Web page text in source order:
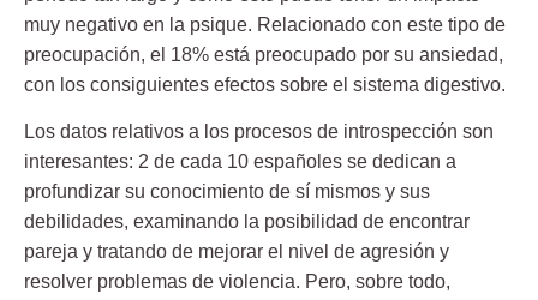
muy negativo en la psique. Relacionado con este tipo de
preocupación, el 18% está preocupado por su ansiedad,
con los consiguientes efectos sobre el sistema digestivo.
Los datos relativos a los procesos de introspección son
interesantes: 2 de cada 10 españoles se dedican a
profundizar su conocimiento de sí mismos y sus
debilidades, examinando la posibilidad de encontrar
pareja y tratando de mejorar el nivel de agresión y
resolver problemas de violencia. Pero, sobre todo,